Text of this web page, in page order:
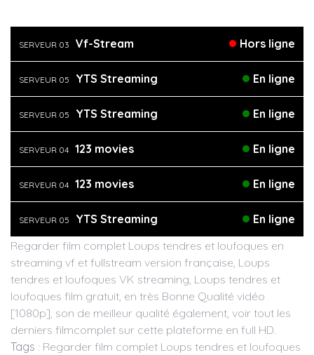
SERVEUR 03 Vf-Stream Hors ligne
SERVEUR 05 YTS Streaming En ligne
SERVEUR 05 YTS Streaming En ligne
SERVEUR 04 123 movies En ligne
SERVEUR 04 123 movies En ligne
SERVEUR 05 YTS Streaming
En ligne
Regarder film complet Loups tendres et loufoques en
streaming vf et fullstream version française, Loups
tendres et loufoques VK streaming, Loups tendres et
loufoques film gratuit, en très Bonne Qualité vidéo
[1080p], son de meilleur qualité également, voir tout les
derniers filmcomplet sur cette plateforme en full HD.
Tags : Regarder film complet Loups tendres et loufoques